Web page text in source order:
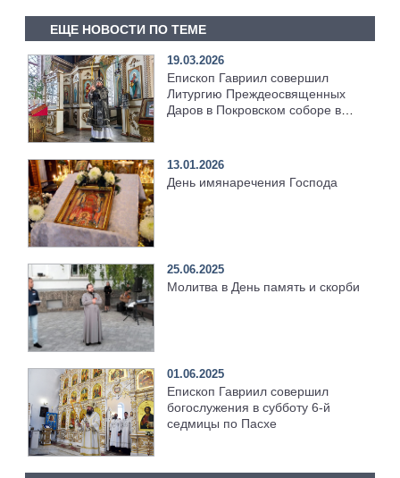
ЕЩЕ НОВОСТИ ПО ТЕМЕ
19.03.2026
Епископ Гавриил совершил
Литургию Преждеосвященных
Даров в Покровском соборе в
13.01.2026
День имянаречения Господа
25.06.2025
Молитва в День память и скорби
01.06.2025
Епископ Гавриил совершил
богослужения в субботу 6-й
седмицы по Пасхе